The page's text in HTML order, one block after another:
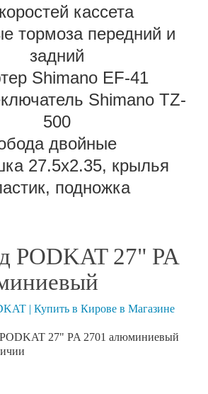
кассета
тормоза передний и
задний
Shimano EF-41
Shimano TZ-
500
двойные
27.5х2.35, крылья
подножка
PODKAT 27" PA
| Купить в Кирове в Магазине
27" PA 2701 алюминиевый